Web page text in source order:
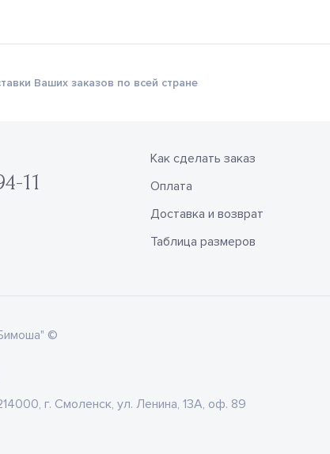
Ваших заказов по всей стране
11
Как сделать заказ
Оплата
Доставка и возврат
Таблица размеров
©
г. Смоленск, ул. Ленина, 13А, оф. 89